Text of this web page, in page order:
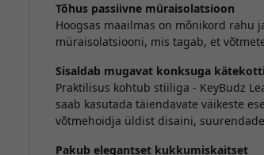
Tõhus passiivne müraisolatsioon
Hoogsas maailmas on mõnikord rahu
müraisolatsiooni, mis tagab, et
Sisaldab mugavat konksuga kätekotti
Praktilisus kohtub stiiliga - KeyBudz
saab kasutada täiendavate väikeste
võtmehoidja üldist disaini,
Pakub elegantset kukkumiskaitset